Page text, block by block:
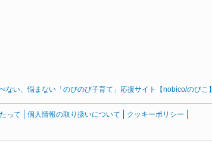
ない、悩まない「のびのび子育て」応援サイト【nobico/のびこ】
って 個人情報の取り扱いについて
クッキーポリシー